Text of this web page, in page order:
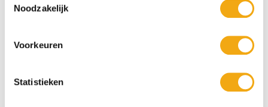
Noodzakelijk
Voorkeuren
Statistieken
Persoonlijke klantenservice
Kunst voor iedereen